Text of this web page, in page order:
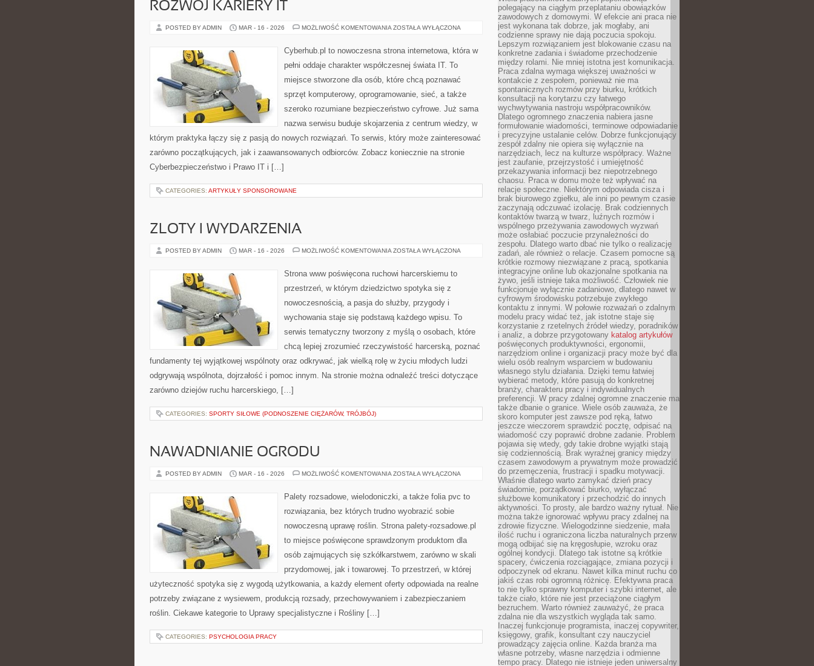
ROZWÓJ KARIERY IT
POSTED BY ADMIN MAR - 16 - 2026 MOŻLIWOŚĆ KOMENTOWANIA ROZWÓJ
ZOSTAŁA WYŁĄCZONA
Cyberhub.pl to nowoczesna strona internetowa, która w
pełni oddaje charakter współczesnej świata IT. To
miejsce stworzone dla osób, które chcą poznawać
sprzęt komputerowy, oprogramowanie, sieć, a także
szeroko rozumiane bezpieczeństwo cyfrowe. Już sama
nazwa serwisu buduje skojarzenia z centrum wiedzy, w
którym praktyka łączy się z pasją do nowych rozwiązań. To serwis, który może zainteresować
zarówno początkujących, jak i zaawansowanych odbiorców. Zobacz koniecznie na stronie
Cyberbezpieczeństwo i Prawo IT i […]
CATEGORIES: ARTYKUŁY SPONSOROWANE
ZLOTY I WYDARZENIA
POSTED BY ADMIN MAR - 16 - 2026 MOŻLIWOŚĆ KOMENTOWANIA ZLOTY
ZOSTAŁA WYŁĄCZONA
Strona www poświęcona ruchowi harcerskiemu to
przestrzeń, w którym dziedzictwo spotyka się z
nowoczesnością, a pasja do służby, przygody i
wychowania staje się podstawą każdego wpisu. To
serwis tematyczny tworzony z myślą o osobach, które
chcą lepiej zrozumieć rzeczywistość harcerską, poznać
fundamenty tej wyjątkowej wspólnoty oraz odkrywać, jak wielką rolę w życiu młodych ludzi
odgrywają wspólnota, dojrzałość i pomoc innym. Na stronie można odnaleźć treści dotyczące
zarówno dziejów ruchu harcerskiego, […]
CATEGORIES: SPORTY SIŁOWE (PODNOSZENIE CIĘŻARÓW, TRÓJBÓJ)
NAWADNIANIE OGRODU
POSTED BY ADMIN MAR - 16 - 2026 MOŻLIWOŚĆ KOMENTOWANIA NAWADNIANIE
ZOSTAŁA WYŁĄCZONA
Palety rozsadowe, wielodoniczki, a także folia pvc to
rozwiązania, bez których trudno wyobrazić sobie
nowoczesną uprawę roślin. Strona palety-rozsadowe.pl
to miejsce poświęcone sprawdzonym produktom dla
osób zajmujących się szkółkarstwem, zarówno w skali
przydomowej, jak i towarowej. To przestrzeń, w której
użyteczność spotyka się z wygodą użytkowania, a każdy element oferty odpowiada na realne
potrzeby związane z wysiewem, produkcją rozsady, przechowywaniem i zabezpieczaniem
roślin. Ciekawe kategorie to Uprawy specjalistyczne i Rośliny […]
CATEGORIES: PSYCHOLOGIA PRACY
polegający na ciągłym przeplataniu obowiązków
zawodowych z domowymi. W efekcie ani praca nie
jest wykonana tak dobrze, jak mogłaby, ani
codzienne sprawy nie dają poczucia spokoju.
Lepszym rozwiązaniem jest blokowanie czasu na
konkretne zadania i świadome przechodzenie
między rolami. Nie mniej istotna jest komunikacja.
Praca zdalna wymaga większej uważności w
kontakcie z zespołem, ponieważ nie ma
spontanicznych rozmów przy biurku, krótkich
konsultacji na korytarzu czy łatwego
wychwytywania nastroju współpracowników.
Dlatego ogromnego znaczenia nabiera jasne
formułowanie wiadomości, terminowe odpowiadanie
i precyzyjne ustalanie celów. Dobrze funkcjonujący
zespół zdalny nie opiera się wyłącznie na
narzędziach, lecz na kulturze współpracy. Ważne
jest zaufanie, przejrzystość i umiejętność
przekazywania informacji bez niepotrzebnego
chaosu. Praca w domu może też wpływać na
relacje społeczne. Niektórym odpowiada cisza i
brak biurowego zgiełku, ale inni po pewnym czasie
zaczynają odczuwać izolację. Brak codziennych
kontaktów twarzą w twarz, luźnych rozmów i
wspólnego przeżywania zawodowych wyzwań
może osłabiać poczucie przynależności do
zespołu. Dlatego warto dbać nie tylko o realizację
zadań, ale również o relacje. Czasem pomocne są
krótkie rozmowy niezwiązane z pracą, spotkania
integracyjne online lub okazjonalne spotkania na
żywo, jeśli istnieje taka możliwość. Człowiek nie
funkcjonuje wyłącznie zadaniowo, dlatego nawet w
cyfrowym środowisku potrzebuje zwykłego
kontaktu z innymi. W połowie rozważań o zdalnym
modelu pracy widać też, jak istotne staje się
korzystanie z rzetelnych źródeł wiedzy, poradników
i analiz, a dobrze przygotowany katalog artykułów
poświęconych produktywności, ergonomii,
narzędziom online i organizacji pracy może być dla
wielu osób realnym wsparciem w budowaniu
własnego stylu działania. Dzięki temu łatwiej
wybierać metody, które pasują do konkretnej
branży, charakteru pracy i indywidualnych
preferencji. W pracy zdalnej ogromne znaczenie ma
także dbanie o granice. Wiele osób zauważa, że
skoro komputer jest zawsze pod ręką, łatwo
jeszcze wieczorem sprawdzić pocztę, odpisać na
wiadomość czy poprawić drobne zadanie. Problem
pojawia się wtedy, gdy takie drobne wyjątki stają
się codziennością. Brak wyraźnej granicy między
czasem zawodowym a prywatnym może prowadzić
do przemęczenia, frustracji i spadku motywacji.
Właśnie dlatego warto zamykać dzień pracy
świadomie, porządkować biurko, wyłączać
służbowe komunikatory i przechodzić do innych
aktywności. To prosty, ale bardzo ważny rytuał. Nie
można także ignorować wpływu pracy zdalnej na
zdrowie fizyczne. Wielogodzinne siedzenie, mała
ilość ruchu i ograniczona liczba naturalnych przerw
mogą odbijać się na kręgosłupie, wzroku oraz
ogólnej kondycji. Dlatego tak istotne są krótkie
spacery, ćwiczenia rozciągające, zmiana pozycji i
odpoczynek od ekranu. Nawet kilka minut ruchu co
jakiś czas robi ogromną różnicę. Efektywna praca
to nie tylko sprawny komputer i szybki internet, ale
także ciało, które nie jest przeciążone ciągłym
bezruchem. Warto również zauważyć, że praca
zdalna nie dla wszystkich wygląda tak samo.
Inaczej funkcjonuje programista, inaczej copywriter,
księgowy, grafik, konsultant czy nauczyciel
prowadzący zajęcia online. Każda branża ma
własne potrzeby, własne narzędzia i odmienne
tempo pracy. Dlatego nie istnieje jeden uniwersalny